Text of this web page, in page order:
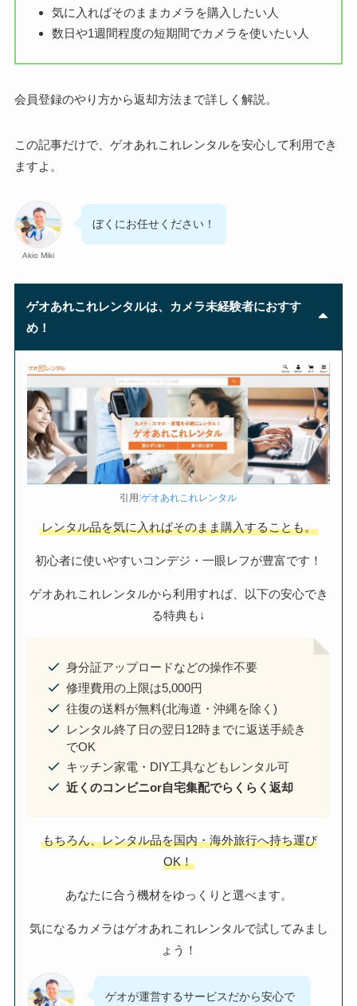
気に入ればそのままカメラを購入したい人
数日や1週間程度の短期間でカメラを使いたい人
会員登録のやり方から返却方法まで詳しく解説。
この記事だけで、ゲオあれこれレンタルを安心して利用でき
ますよ。
Akio Miki
ぼくにお任せください！
ゲオあれこれレンタルは、カメラ未経験者におすす
め！
引用:ゲオあれこれレンタル
レンタル品を気に入ればそのまま購入することも。
初心者に使いやすいコンデジ・一眼レフが豊富です！
ゲオあれこれレンタルから利用すれば、以下の安心でき
る特典も↓
身分証アップロードなどの操作不要
修理費用の上限は5,000円
往復の送料が無料(北海道・沖縄を除く)
レンタル終了日の翌日12時までに返送手続き
でOK
キッチン家電・DIY工具などもレンタル可
近くのコンビニor自宅集配でらくらく返却
もちろん、レンタル品を国内・海外旅行へ持ち運び
OK！
あなたに合う機材をゆっくりと選べます。
気になるカメラはゲオあれこれレンタルで試してみまし
ょう！
ゲオが運営するサービスだから安心で